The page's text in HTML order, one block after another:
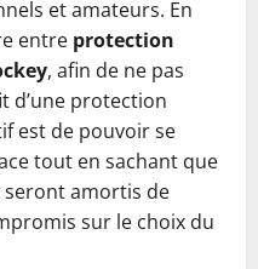
et amateurs. En
entre protection
, afin de ne pas
d’une protection
est de pouvoir se
tout en sachant que
seront amortis de
sur le choix du